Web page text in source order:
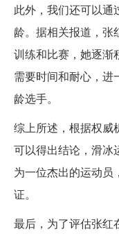
此外，我们还可以通
龄。据相关报道，张
训练和比赛，她逐渐
需要时间和耐心，进
龄选手。
综上所述，根据权威
可以得出结论，滑冰
为一位杰出的运动员
证。
最后，为了评估张红